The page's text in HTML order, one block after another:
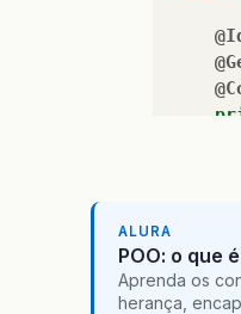
ALURA
POO: o que
Aprenda os
herança,